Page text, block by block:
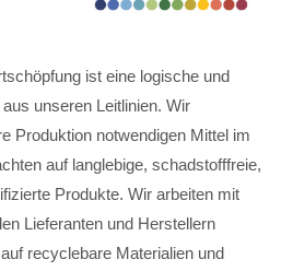
ist eine logische und
unseren Leitlinien. Wir
Produktion notwendigen Mittel im
auf langlebige, schadstofffreie,
Produkte. Wir arbeiten mit
Lieferanten und Herstellern
recyclebare Materialien und